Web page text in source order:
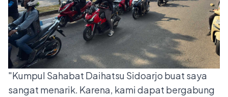
"Kumpul Sahabat Daihatsu Sidoarjo buat saya
sangat menarik. Karena, kami dapat bergabung